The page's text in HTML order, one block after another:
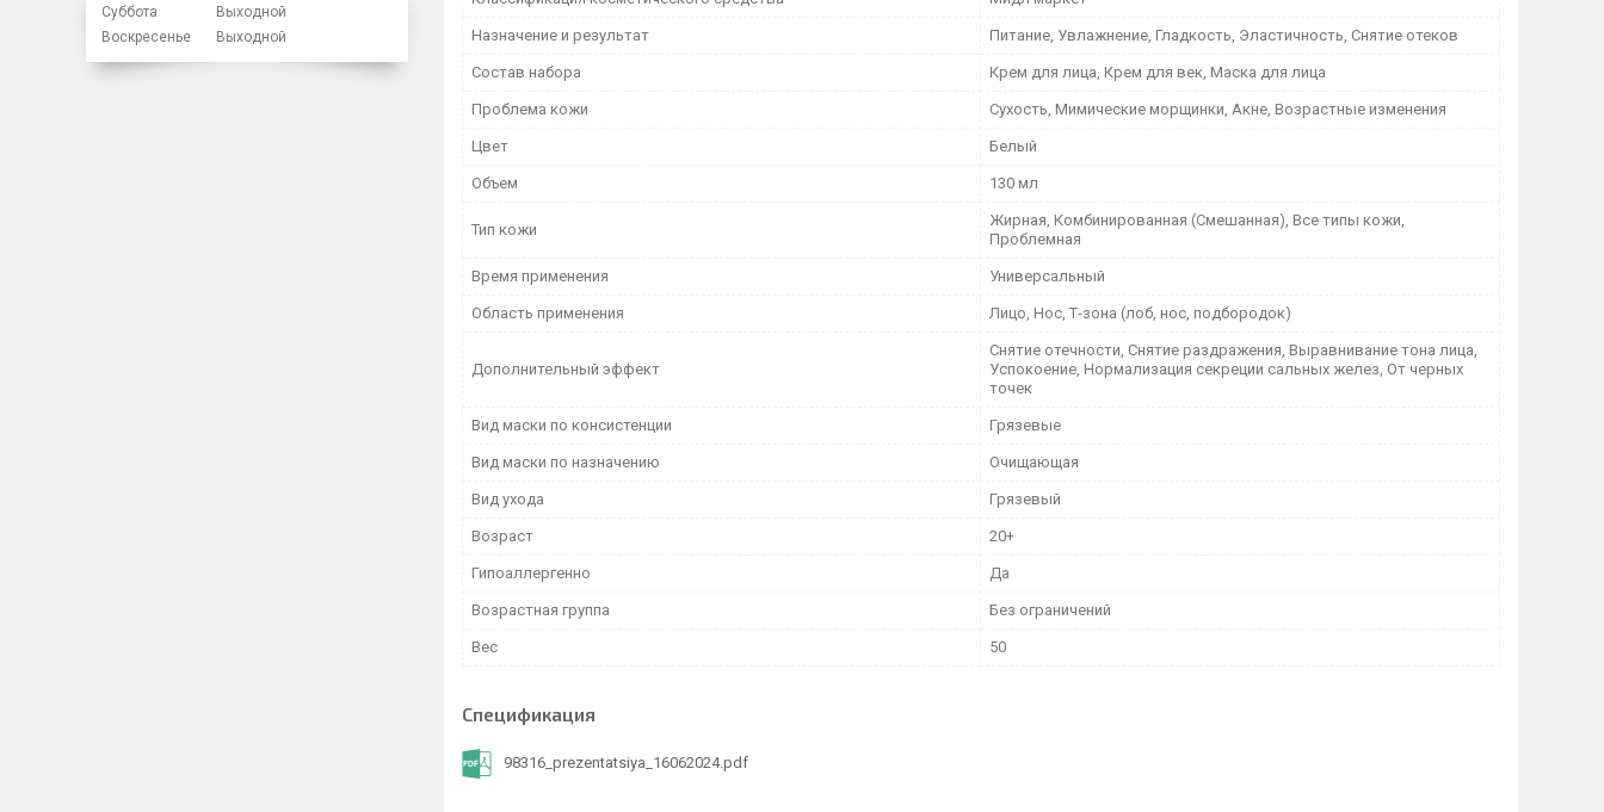
Назначение и результат Питание, Увлажнение, Гладкость, Эластичность, Снятие отеков
Состав набора Крем для лица, Крем для век, Маска для лица
Проблема кожи Сухость, Мимические морщинки, Акне, Возрастные изменения
Цвет Белый
Объем 130 мл
Тип кожи
Жирная, Комбинированная (Смешанная), Все типы кожи,
Проблемная
Время применения Универсальный
Область применения Лицо, Нос, Т-зона (лоб, нос, подбородок)
Дополнительный эффект
Снятие отечности, Снятие раздражения, Выравнивание тона лица,
Успокоение, Нормализация секреции сальных желез, От черных
точек
Вид маски по консистенции Грязевые
Вид маски по назначению Очищающая
Вид ухода Грязевый
Возраст 20+
Гипоаллергенно Да
Возрастная группа Без ограничений
Вес 50
Спецификация
98316_prezentatsiya_16062024.pdf
Суббота
Выходной
Воскресенье
Выходной